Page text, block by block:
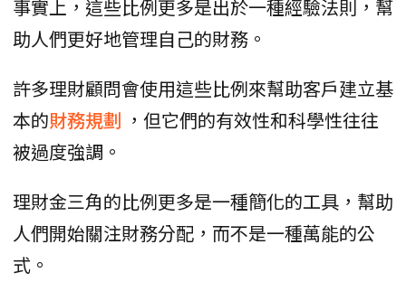
事實上，這些比例更多是出於一種經驗法則，幫
助人們更好地管理自己的財務。
許多理財顧問會使用這些比例來幫助客戶建立基
本的財務規劃 ，但它們的有效性和科學性往往
被過度強調。
理財金三角的比例更多是一種簡化的工具，幫助
人們開始關注財務分配，而不是一種萬能的公
式。